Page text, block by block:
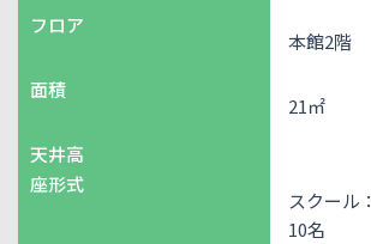
フロア
本館2階
面積
21㎡
天井高
座形式
スクール：
10名